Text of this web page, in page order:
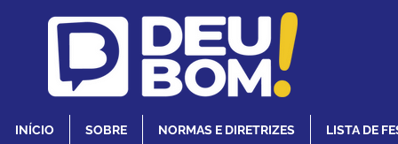
INÍCIO SOBRE NORMAS E DIRETRIZES LISTA DE